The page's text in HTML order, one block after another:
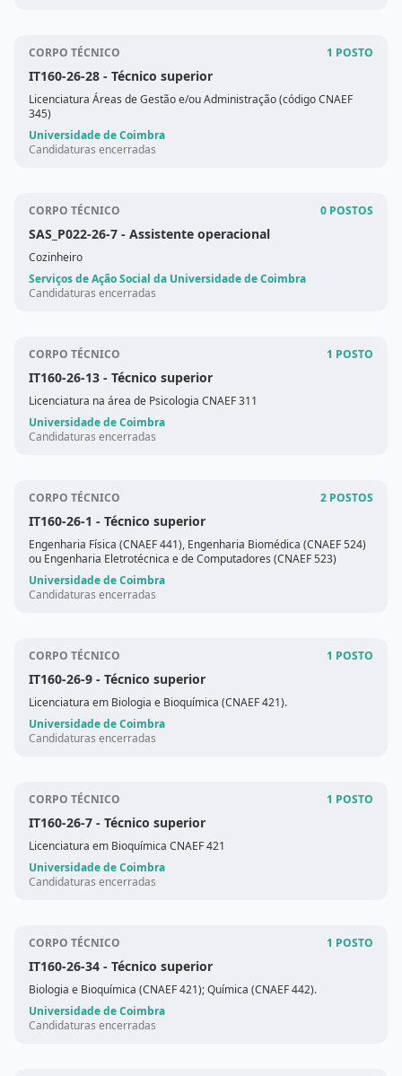
CORPO TÉCNICO 1 POSTO
IT160-26-28 - Técnico superior
Licenciatura Áreas de Gestão e/ou Administração (código CNAEF
345)
Universidade de Coimbra
Candidaturas encerradas
CORPO TÉCNICO 0 POSTOS
SAS_P022-26-7 - Assistente operacional
Cozinheiro
Serviços de Ação Social da Universidade de Coimbra
Candidaturas encerradas
CORPO TÉCNICO 1 POSTO
IT160-26-13 - Técnico superior
Licenciatura na área de Psicologia CNAEF 311
Universidade de Coimbra
Candidaturas encerradas
CORPO TÉCNICO 2 POSTOS
IT160-26-1 - Técnico superior
Engenharia Física (CNAEF 441), Engenharia Biomédica (CNAEF 524)
ou Engenharia Eletrotécnica e de Computadores (CNAEF 523)
Universidade de Coimbra
Candidaturas encerradas
CORPO TÉCNICO 1 POSTO
IT160-26-9 - Técnico superior
Licenciatura em Biologia e Bioquímica (CNAEF 421).
Universidade de Coimbra
Candidaturas encerradas
CORPO TÉCNICO 1 POSTO
IT160-26-7 - Técnico superior
Licenciatura em Bioquímica CNAEF 421
Universidade de Coimbra
Candidaturas encerradas
CORPO TÉCNICO 1 POSTO
IT160-26-34 - Técnico superior
Biologia e Bioquímica (CNAEF 421); Química (CNAEF 442).
Universidade de Coimbra
Candidaturas encerradas